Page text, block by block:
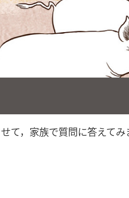
て，家族で質問に答えてみ